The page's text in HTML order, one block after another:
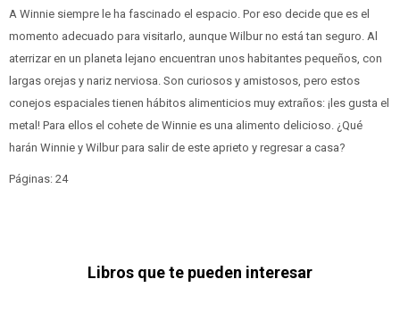
A Winnie siempre le ha fascinado el espacio. Por eso decide que es el
momento adecuado para visitarlo, aunque Wilbur no está tan seguro. Al
aterrizar en un planeta lejano encuentran unos habitantes pequeños, con
largas orejas y nariz nerviosa. Son curiosos y amistosos, pero estos
conejos espaciales tienen hábitos alimenticios muy extraños: ¡les gusta el
metal! Para ellos el cohete de Winnie es una alimento delicioso. ¿Qué
harán Winnie y Wilbur para salir de este aprieto y regresar a casa?
Páginas: 24
Libros que te pueden interesar